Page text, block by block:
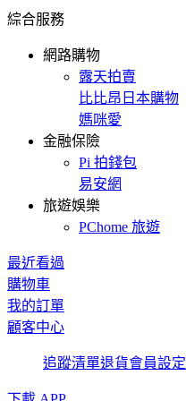
綜合服務
網路購物
露天拍賣
比比昂日本購物
媽咪愛
金融保險
Pi 拍錢包
易安網
旅遊娛樂
PChome 旅遊
最近看過
購物車
我的訂單
顧客中心
追蹤清單退貨會員設定